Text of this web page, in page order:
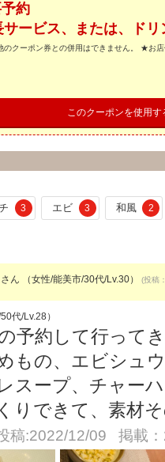
約
サービス、または、ド
クーポン券との併用はできません。 ★お
このクーポンを使用す
3 エビ 3 和風 2
さん （女性/能美市/30代/Lv.30） (投稿
代/Lv.28）
予約して行って
もの、エビシュ
スープ、チャー
りできて、素材
投稿:2022/12/09 掲載